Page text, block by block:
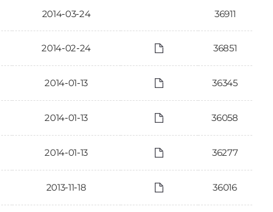
2014-03-24 36911
2014-02-24 36851
2014-01-13 36345
2014-01-13 36058
2014-01-13 36277
2013-11-18 36016